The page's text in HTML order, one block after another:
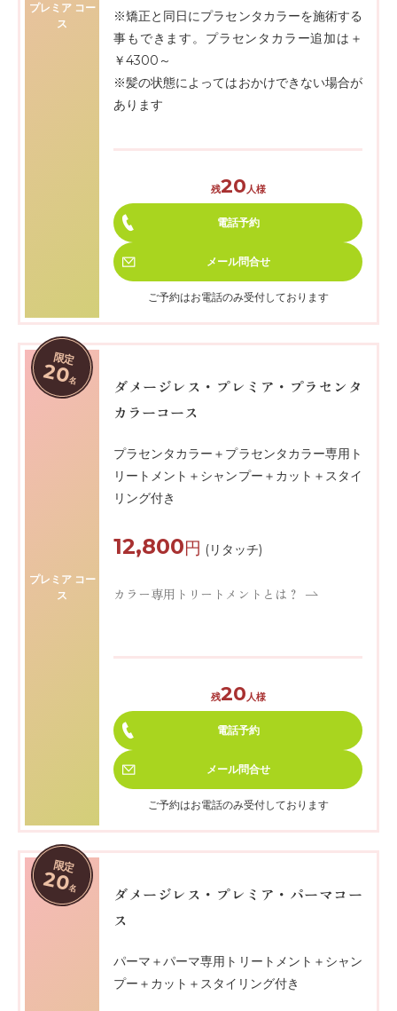
プレミア コー
ス
※矯正と同日にプラセンタカラーを施術する
事もできます。プラセンタカラー追加は＋
￥4300～
※髪の状態によってはおかけできない場合が
あります
残20人様
電話予約
メール問合せ
ご予約はお電話のみ受付しております
限定
20名
プレミア コー
ス
ダメージレス・プレミア・プラセンタ
カラーコース
プラセンタカラー＋プラセンタカラー専用ト
リートメント＋シャンプー＋カット＋スタイ
リング付き
12,800円 (リタッチ)
カラー専用トリートメントとは？
残20人様
電話予約
メール問合せ
ご予約はお電話のみ受付しております
限定
20名
ダメージレス・プレミア・パーマコー
ス
パーマ＋パーマ専用トリートメント＋シャン
プー＋カット＋スタイリング付き